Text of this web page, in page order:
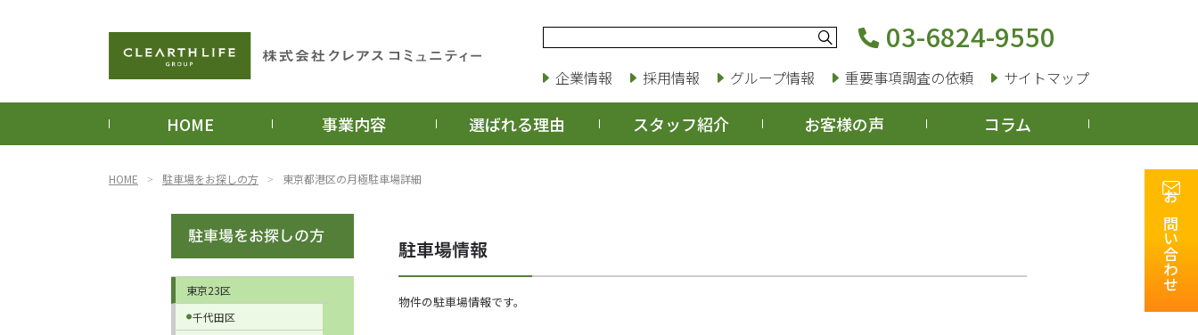
03-6824-9550
企業情報 採用情報 グループ情報 重要事項調査の依頼 サイトマップ
お問い合わせ
HOME 事業内容 選ばれる理由 スタッフ紹介 お客様の声 コラム
HOME 駐車場をお探しの方 東京都港区の月極駐車場詳細
物件の駐車場情報です。
東京23区
千代田区